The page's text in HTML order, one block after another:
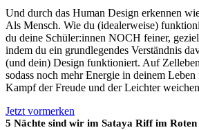
Und durch das Human Design erkennen
Als Mensch. Wie du (idealerweise)
du deine Schüler:innen NOCH feiner,
indem du ein grundlegendes Verständnis
(und dein) Design funktioniert. Auf
sodass noch mehr Energie in deinem
Kampf der Freude und der Leichter
Jetzt vormerken
5 Nächte sind wir im Sataya Riff im Roten